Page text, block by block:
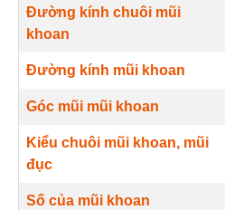
Đường kính chuôi mũi
khoan
Đường kính mũi khoan
Góc mũi mũi khoan
Kiểu chuôi mũi khoan, mũi
đục
Số của mũi khoan